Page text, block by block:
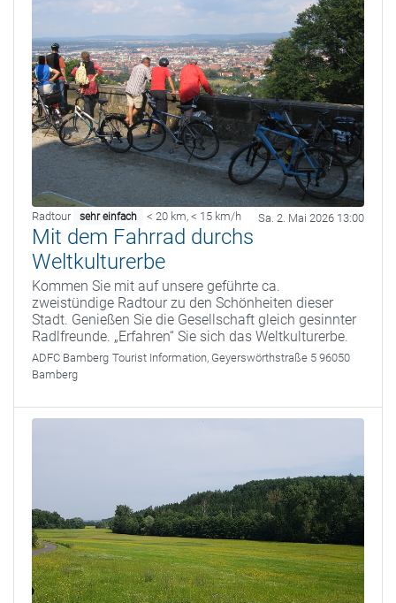
Radtour sehr einfach < 20 km, < 15 km/h Sa. 2. Mai 2026 13:00
Mit dem Fahrrad durchs
Weltkulturerbe
Kommen Sie mit auf unsere geführte ca.
zweistündige Radtour zu den Schönheiten dieser
Stadt. Genießen Sie die Gesellschaft gleich gesinnter
Radlfreunde. „Erfahren“ Sie sich das Weltkulturerbe.
ADFC Bamberg Tourist Information, Geyerswörthstraße 5 96050
Bamberg